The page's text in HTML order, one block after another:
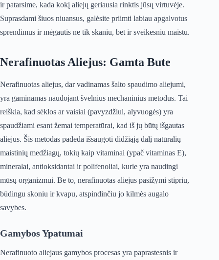
ir patarsime, kada kokį aliejų geriausia rinktis jūsų virtuvėje.
Suprasdami šiuos niuansus, galėsite priimti labiau apgalvotus
sprendimus ir mėgautis ne tik skaniu, bet ir sveikesniu maistu.
Nerafinuotas Aliejus: Gamta Bute
Nerafinuotas aliejus, dar vadinamas šalto spaudimo aliejumi,
yra gaminamas naudojant švelnius mechaninius metodus. Tai
reiškia, kad sėklos ar vaisiai (pavyzdžiui, alyvuogės) yra
spaudžiami esant žemai temperatūrai, kad iš jų būtų išgautas
aliejus. Šis metodas padeda išsaugoti didžiąją dalį natūralių
maistinių medžiagų, tokių kaip vitaminai (ypač vitaminas E),
mineralai, antioksidantai ir polifenoliai, kurie yra naudingi
mūsų organizmui. Be to, nerafinuotas aliejus pasižymi stipriu,
būdingu skoniu ir kvapu, atspindinčiu jo kilmės augalo
savybes.
Gamybos Ypatumai
Nerafinuoto aliejaus gamybos procesas yra paprastesnis ir